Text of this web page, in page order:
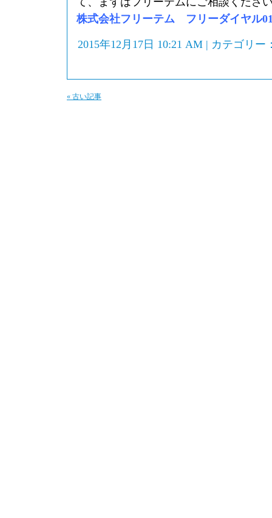
株式会社フリーテム フリーダイヤル
2015年12月17日 10:21 AM | カテゴリー
« 古い記事